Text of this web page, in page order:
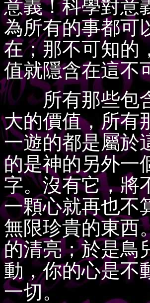
意義！科學對意
為所有的事都可
在；那不可知的
值就隱含在這不
所有那些包含
大的價值，所有
一遊的都是屬於
的是神的另外一
字。沒有它，
一顆心就再也不
無限珍貴的東西
的清亮；於是鳥
動，你的心是不
一切。